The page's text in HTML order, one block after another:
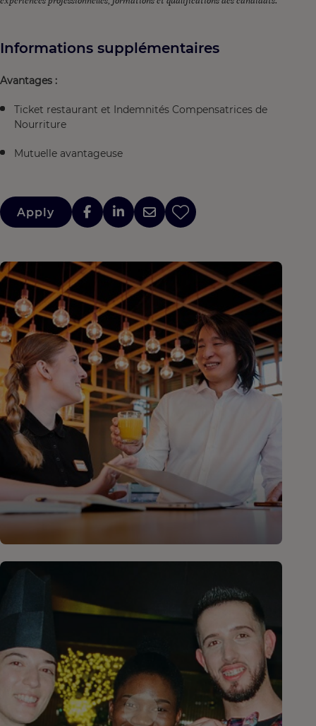
Informations supplémentaires
Avantages :
Ticket restaurant et Indemnités Compensatrices de
Nourriture
Mutuelle avantageuse
Apply